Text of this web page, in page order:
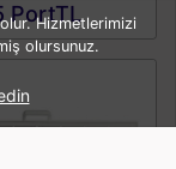
PortTL
Hizmetlerimizi
olursunuz.